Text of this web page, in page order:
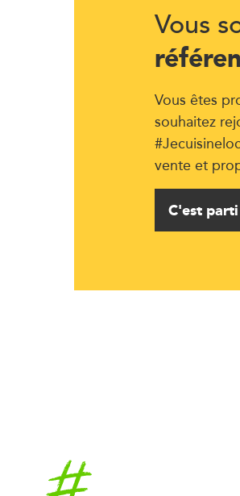
Vous
Vous êtes
souhaitez
vente et
C'est
Accueil